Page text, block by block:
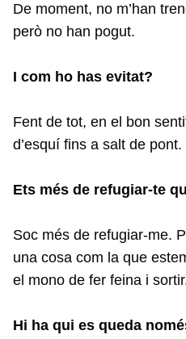
De moment, no m’han
però no han pogut.
I com ho has evitat?
Fent de tot, en el bon
d’esquí fins a salt de pont.
Ets més de refugiar-te
Soc més de refugiar-me.
una cosa com la que
el mono de fer feina i
Hi ha qui es queda